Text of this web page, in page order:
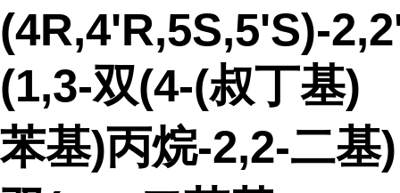
(4R,4'R,5S,5'S)-
(1,3-双(4-(叔丁基)
苯基)丙烷-2,2-二基)